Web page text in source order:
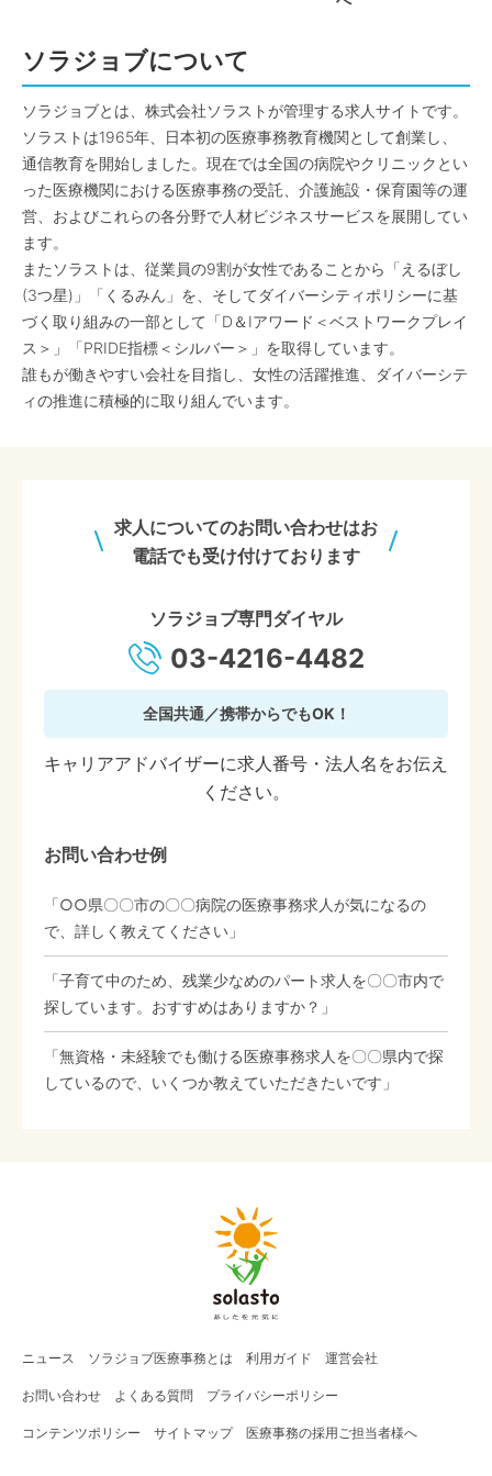
ソラジョブについて
ソラジョブとは、株式会社ソラストが管理する求人サイトです。
ソラストは1965年、日本初の医療事務教育機関として創業し、
通信教育を開始しました。現在では全国の病院やクリニックとい
った医療機関における医療事務の受託、介護施設・保育園等の運
営、およびこれらの各分野で人材ビジネスサービスを展開してい
ます。
またソラストは、従業員の9割が女性であることから「えるぼし
(3つ星)」「くるみん」を、そしてダイバーシティポリシーに基
づく取り組みの一部として「D＆Iアワード＜ベストワークプレイ
ス＞」「PRIDE指標＜シルバー＞」を取得しています。
誰もが働きやすい会社を目指し、女性の活躍推進、ダイバーシテ
ィの推進に積極的に取り組んでいます。
求人についてのお問い合わせはお
電話でも受け付けております
ソラジョブ専門ダイヤル
03-4216-4482
全国共通／携帯からでもOK！
キャリアアドバイザーに求人番号・法人名をお伝え
ください。
お問い合わせ例
「○○県〇〇市の〇〇病院の医療事務求人が気になるの
で、詳しく教えてください」
「子育て中のため、残業少なめのパート求人を〇〇市内で
探しています。おすすめはありますか？」
「無資格・未経験でも働ける医療事務求人を〇〇県内で探
しているので、いくつか教えていただきたいです」
ニュース ソラジョブ医療事務 とは 利用ガイド 運営会社
お問い合わせ よくある質問 プライバシーポリシー
コンテンツポリシー サイトマップ 医療事務の採用ご担当者様へ